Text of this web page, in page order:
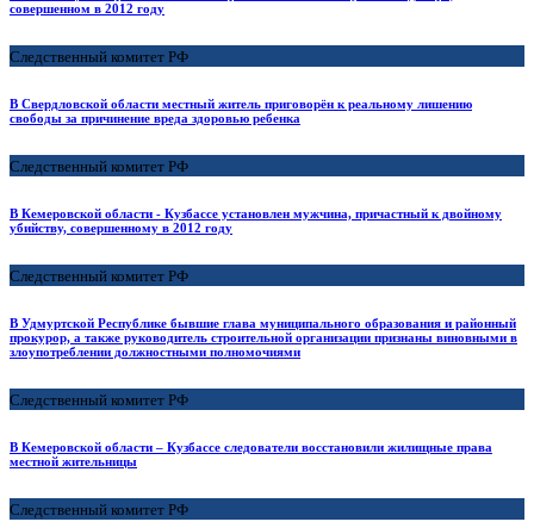
совершенном в 2012 году
Следственный комитет РФ
В Свердловской области местный житель приговорён к реальному лишению
свободы за причинение вреда здоровью ребенка
Следственный комитет РФ
В Кемеровской области - Кузбассе установлен мужчина, причастный к двойному
убийству, совершенному в 2012 году
Следственный комитет РФ
В Удмуртской Республике бывшие глава муниципального образования и районный
прокурор, а также руководитель строительной организации признаны виновными в
злоупотреблении должностными полномочиями
Следственный комитет РФ
В Кемеровской области – Кузбассе следователи восстановили жилищные права
местной жительницы
Следственный комитет РФ